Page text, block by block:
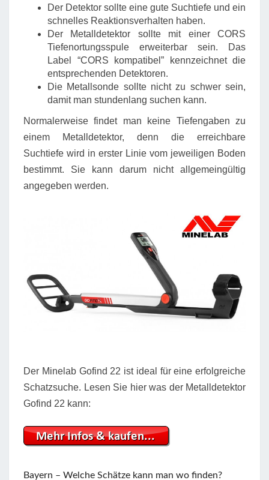
Der Detektor sollte eine gute Suchtiefe und ein
schnelles Reaktionsverhalten haben.
Der Metalldetektor sollte mit einer CORS
Tiefenortungsspule erweiterbar sein. Das
Label “CORS kompatibel” kennzeichnet die
entsprechenden Detektoren.
Die Metallsonde sollte nicht zu schwer sein,
damit man stundenlang suchen kann.
Normalerweise findet man keine Tiefengaben zu
einem Metalldetektor, denn die erreichbare
Suchtiefe wird in erster Linie vom jeweiligen Boden
bestimmt. Sie kann darum nicht allgemeingültig
angegeben werden.
Der Minelab Gofind 22 ist ideal für eine erfolgreiche
Schatzsuche. Lesen Sie hier was der Metalldetektor
Gofind 22 kann:
Bayern – Welche Schätze kann man wo finden?